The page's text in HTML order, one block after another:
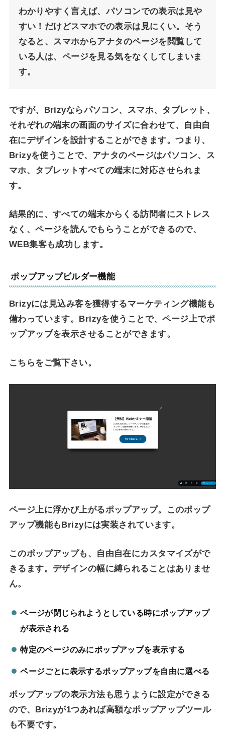
わかりやすく言えば、パソコンでの表示は見や
すい！だけどスマホでの表示は見にくい。そう
なると、スマホからアナタのページを閲覧して
いる人は、ページを見る気をなくしてしまいま
す。
ですが、Brizyならパソコン、スマホ、タブレット、
それぞれの端末の画面のサイズに合わせて、自由自
在にデザインを設計することができます。つまり、
Brizyを使うことで、アナタのページはパソコン、ス
マホ、タブレットすべての端末に対応させられま
す。
結果的に、すべての端末からくる訪問者にストレス
なく、ページを読んでもらうことができるので、
WEB集客も成功します。
ポップアップビルダー機能
Brizyには見込み客を獲得するマーケティング機能も
備わっています。Brizyを使うことで、ページ上でポ
ップアップを表示させることができます。
こちらをご覧下さい。
ページ上に浮かび上がるポップアップ。このポップ
アップ機能もBrizyには実装されています。
このポップアップも、自由自在にカスタマイズがで
きるます。デザインの幅に縛られることはありませ
ん。
ページが閉じられようとしている時にポップアップ
が表示される
特定のページのみにポップアップを表示する
ページごとに表示するポップアップを自由に選べる
ポップアップの表示方法も思うように設定ができる
ので、Brizyが1つあれば高額なポップアップツール
も不要です。